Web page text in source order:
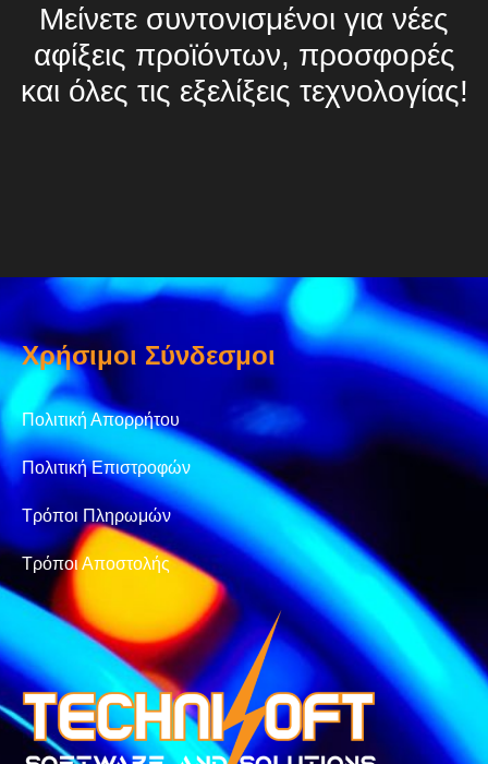
Μείνετε συντονισμένοι για νέες
αφίξεις προϊόντων, προσφορές
και όλες τις εξελίξεις τεχνολογίας!
Χρήσιμοι Σύνδεσμοι
Πολιτική Απορρήτου
Πολιτική Επιστροφών
Τρόποι Πληρωμών
Τρόποι Αποστολής